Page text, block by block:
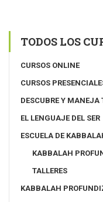
TODOS LOS
CURSOS ONLINE
CURSOS
DESCUBRE Y MANEJA
EL LENGUAJE DEL SER
ESCUELA DE
KABBALAH
TALLERES
KABBALAH